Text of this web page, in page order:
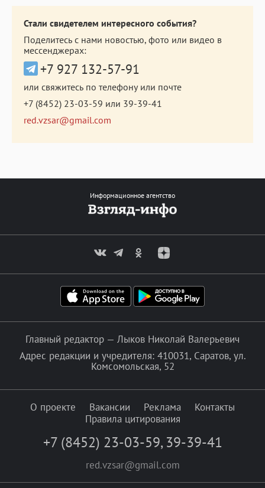
Стали свидетелем интересного события?
Поделитесь с нами новостью, фото или видео в
мессенджерах:
+7 927 132-57-91
или свяжитесь по телефону или почте
+7 (8452) 23-03-59 или 39-39-41
red.vzsar@gmail.com
Информационное агентство
Главный редактор — Лыков Николай Валерьевич
Адрес редакции и учредителя: 410031, Саратов, ул.
Комсомольская, 52
О проекте Вакансии Реклама
Контакты
Правила цитирования
+7 (8452) 23-03-59, 39-39-41
red.vzsar@gmail.com